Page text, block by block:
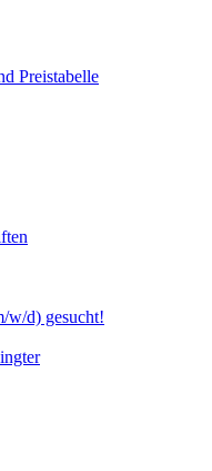
Preistabelle
w/d) gesucht!